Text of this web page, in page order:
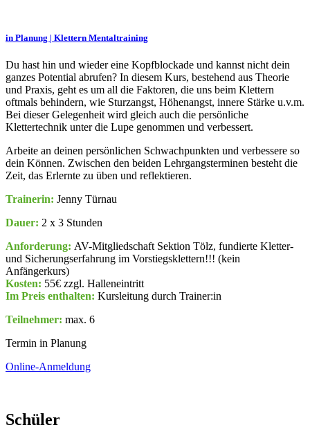
in Planung | Klettern Mentaltraining
Du hast hin und wieder eine Kopfblockade und kannst nicht dein
ganzes Potential abrufen? In diesem Kurs, bestehend aus Theorie
und Praxis, geht es um all die Faktoren, die uns beim Klettern
oftmals behindern, wie Sturzangst, Höhenangst, innere Stärke u.v.m.
Bei dieser Gelegenheit wird gleich auch die persönliche
Klettertechnik unter die Lupe genommen und verbessert.
Arbeite an deinen persönlichen Schwachpunkten und verbessere so
dein Können. Zwischen den beiden Lehrgangsterminen besteht die
Zeit, das Erlernte zu üben und reflektieren.
Trainerin: Jenny Türnau
Dauer: 2 x 3 Stunden
Anforderung: AV-Mitgliedschaft Sektion Tölz, fundierte Kletter-
und Sicherungserfahrung im Vorstiegsklettern!!! (kein
Anfängerkurs)
Kosten: 55€ zzgl. Halleneintritt
Im Preis enthalten: Kursleitung durch Trainer:in
Teilnehmer: max. 6
Termin in Planung
Online-Anmeldung
Schüler